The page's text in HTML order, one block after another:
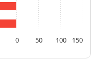
0 50 100 150